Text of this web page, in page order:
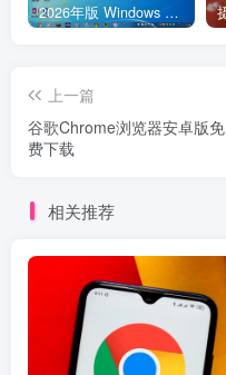
2026年版 Windows 7 已发布 附2026版win7 iso系统镜像下载地址【强烈推荐】
上一篇
谷歌Chrome浏览器安卓版免
费下载
相关推荐